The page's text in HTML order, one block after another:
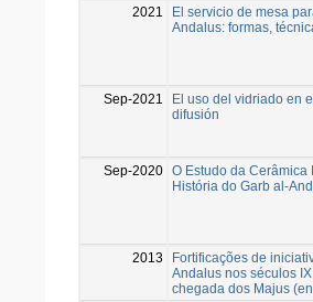
2021
El servicio de mesa
Andalus: formas,
Sep-2021
El uso del vidriado en
difusión
Sep-2020 O Estudo da
História do Garb al-
2013
Fortificações de
Andalus nos séculos
chegada dos Majus